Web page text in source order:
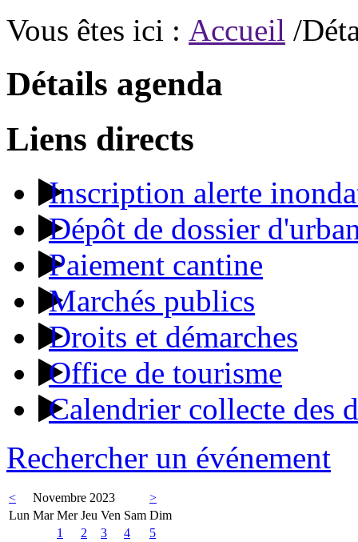
Vous êtes ici : Accueil /
Détails agenda
Liens directs
Inscription alerte
Dépôt de dossier
Paiement cantine
Marchés publics
Droits et démarches
Office de tourisme
Calendrier collecte des
Rechercher un événement
< Novembre 2023
>
Lun Mar Mer Jeu Ven Sam Dim
1
2 3 4
5